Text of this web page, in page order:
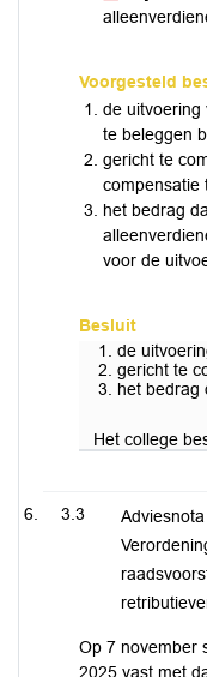
Voorgesteld
de uitvoering
te beleggen
gericht te
compensatie
het bedrag
voor de
Besluit
de
gericht te
het bedrag
Het college
3.3
Adviesnota over toevoeging
Op 7 november
2025 vast met